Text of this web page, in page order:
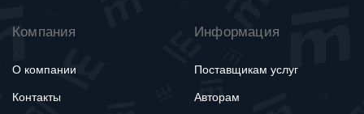
Компания
О компании
Контакты
Информация
Поставщикам услуг
Авторам